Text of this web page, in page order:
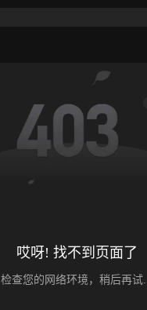
哎呀! 找不到页面了
检查您的网络环境，稍后再试...